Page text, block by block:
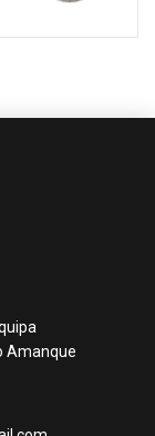
Amanque